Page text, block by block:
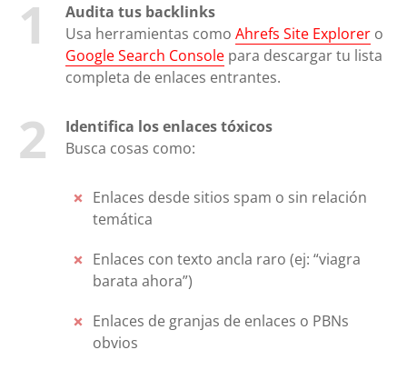
Audita tus backlinks
Usa herramientas comoAhrefs Site Explorer o
Google Search Console para descargar tu lista
completa de enlaces entrantes.
Identifica los enlaces tóxicos
Busca cosas como:
Enlaces desde sitios spam o sin relación
temática
Enlaces con texto ancla raro (ej: “viagra
barata ahora”)
Enlaces de granjas de enlaces o PBNs
obvios